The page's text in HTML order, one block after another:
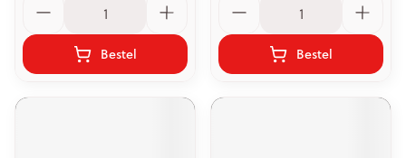
Bestel Bestel